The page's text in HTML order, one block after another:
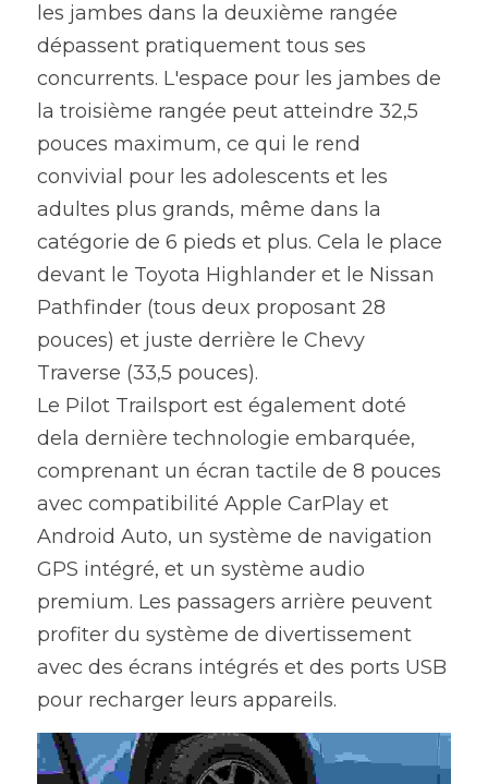
les jambes dans la deuxième rangée
dépassent pratiquement tous ses
concurrents. L'espace pour les jambes de
la troisième rangée peut atteindre 32,5
pouces maximum, ce qui le rend
convivial pour les adolescents et les
adultes plus grands, même dans la
catégorie de 6 pieds et plus. Cela le place
devant le Toyota Highlander et le Nissan
Pathfinder (tous deux proposant 28
pouces) et juste derrière le Chevy
Traverse (33,5 pouces).
Le Pilot Trailsport est également doté
dela dernière technologie embarquée,
comprenant un écran tactile de 8 pouces
avec compatibilité Apple CarPlay et
Android Auto, un système de navigation
GPS intégré, et un système audio
premium. Les passagers arrière peuvent
profiter du système de divertissement
avec des écrans intégrés et des ports USB
pour recharger leurs appareils.